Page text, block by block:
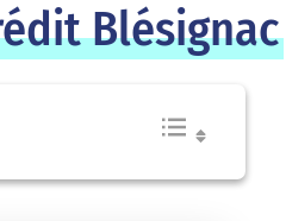
Blésignac